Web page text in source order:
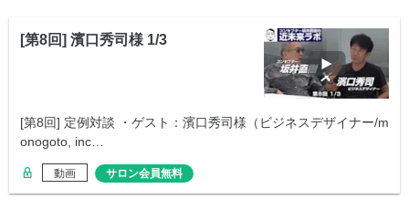
[第8回] 濱口秀司様 1/3
[第8回] 定例対談 ・ゲスト：濱口秀司様（ビジネスデザイナー/m
onogoto, inc…
動画 サロン会員無料